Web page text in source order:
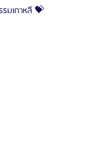
มเกาหลี 💝